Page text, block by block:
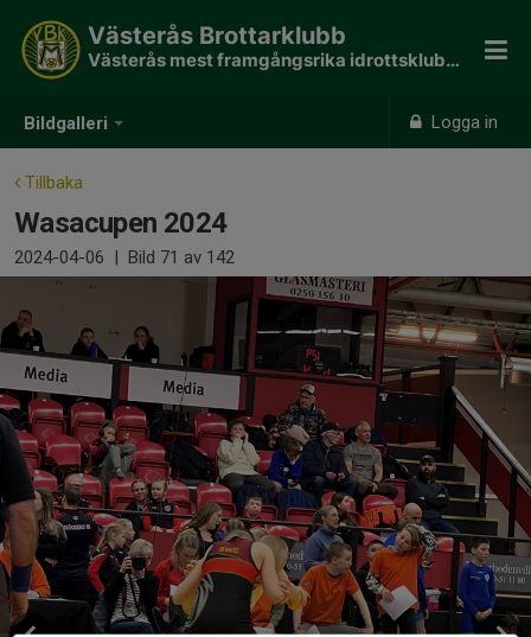
Bildgalleri Logga in
Västerås Brottarklubb
Västerås mest framgångsrika idrottsklubb - 190 SM guld
Tillbaka
Wasacupen 2024
2024-04-06 | Bild 71 av 142